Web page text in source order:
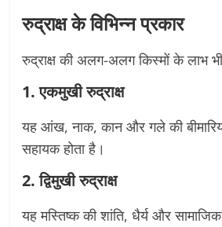
रुद्राक्ष के विभिन्न प्रकार
रुद्राक्ष की अलग-अलग किस्मों के लाभ
1. एकमुखी रुद्राक्ष
यह आंख, नाक, कान और गले की
सहायक होता है।
2. द्विमुखी रुद्राक्ष
यह मस्तिष्क की शांति, धैर्य और सामाजिक